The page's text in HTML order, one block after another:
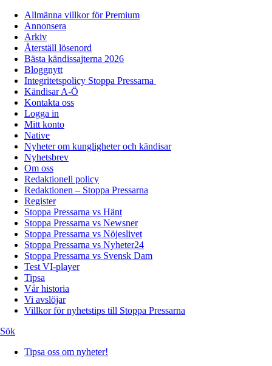
Allmänna villkor för Premium
Annonsera
Arkiv
Återställ lösenord
Bästa kändissajterna 2026
Bloggnytt
Integritetspolicy Stoppa Pressarna
Kändisar A-Ö
Kontakta oss
Logga in
Mitt konto
Native
Nyheter om kungligheter och kändisar
Nyhetsbrev
Om oss
Redaktionell policy
Redaktionen – Stoppa Pressarna
Register
Stoppa Pressarna vs Hänt
Stoppa Pressarna vs Newsner
Stoppa Pressarna vs Nöjeslivet
Stoppa Pressarna vs Nyheter24
Stoppa Pressarna vs Svensk Dam
Test VI-player
Tipsa
Vår historia
Vi avslöjar
Villkor för nyhetstips till Stoppa Pressarna
Sök
Tipsa oss om nyheter!